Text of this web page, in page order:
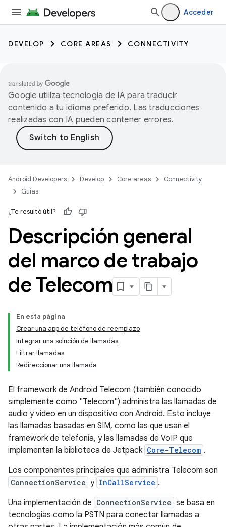
Acceder
DEVELOP CORE AREAS CONNECTIVITY
Google utiliza tecnología de IA para traducir
contenido a tu idioma preferido. Las traducciones
realizadas con IA pueden contener errores.
Android Developers Develop Core areas
Connectivity
Guías
¿Te resultó útil?
Descripción general
del marco de trabajo
de Telecom
En esta página
Crear una app de teléfono de reemplazo
Integrar una solución de llamadas
Filtrar llamadas
Redireccionar una llamada
El framework de Android Telecom (también conocido
simplemente como "Telecom") administra las llamadas de
audio y video en un dispositivo con Android. Esto incluye
las llamadas basadas en SIM, como las que usan el
framework de telefonía, y las llamadas de VoIP que
implementan la biblioteca de Jetpack Core-Telecom .
Los componentes principales que administra Telecom son
ConnectionService y InCallService .
Una implementación de ConnectionService se basa en
tecnologías como la PSTN para conectar llamadas a